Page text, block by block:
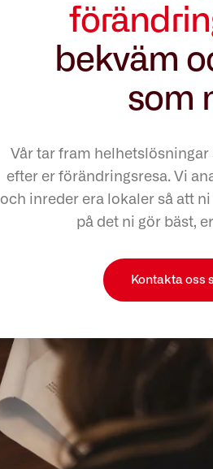
bekväm
som
Vår tar fram helhetslösningar
efter er förändringsresa. Vi
och inreder era lokaler så att
på det ni gör bäst,
Kontakta oss